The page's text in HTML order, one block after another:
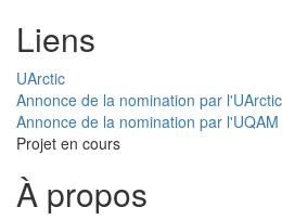
Liens
UArctic
Annonce de la nomination par
Annonce de la nomination par
Projet en cours
À propos